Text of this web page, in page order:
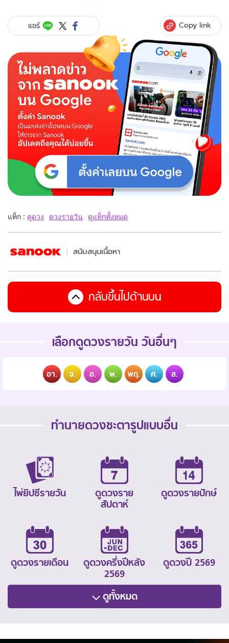
แชร์ Copy link
แท็ก : ดูดวง ดวงรายวัน ดูแท็กทั้งหมด
สนับสนุนเนื้อหา
กลับขึ้นไปด้านบน
เลือกดูดวงรายวัน วันอื่นๆ
อา. จ. อ. พ. พฤ. ศ. ส.
ทำนายดวงชะตารูปแบบอื่น
ไพ่ยิปซีรายวัน
ดูดวงราย
สัปดาห์
ดูดวงรายปักษ์
ดูดวงรายเดือน
ดูดวงครึ่งปีหลัง
2569
ดูดวงปี 2569
ดูทั้งหมด